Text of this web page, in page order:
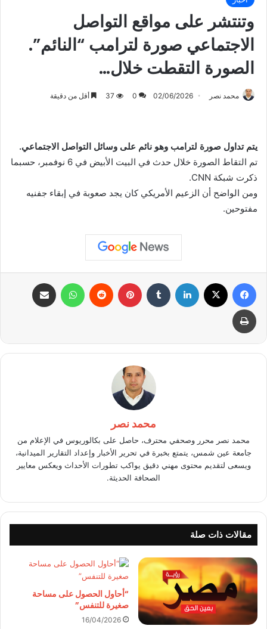
وتنتشر على مواقع التواصل
الاجتماعي صورة لترامب “النائم”.
الصورة التقطت خلال…
محمد نصر 02/06/2026
0
37 أقل من دقيقة
يتم تداول صورة لترامب وهو نائم على وسائل التواصل الاجتماعي.
تم التقاط الصورة خلال حدث في البيت الأبيض في 6 نوفمبر، حسبما
ذكرت شبكة CNN.
ومن الواضح أن الزعيم الأمريكي كان يجد صعوبة في إبقاء جفنيه
مفتوحين.
فيسبوك لينكدإن بينتيريست واتساب
طباعة
محمد نصر
محمد نصر محرر وصحفي محترف، حاصل على بكالوريوس في الإعلام من
جامعة عين شمس، يتمتع بخبرة في تحرير الأخبار وإعداد التقارير الميدانية،
ويسعى لتقديم محتوى مهني دقيق يواكب تطورات الأحداث ويعكس معايير
الصحافة الحديثة.
مقالات ذات صلة
“أحاول الحصول على مساحة
صغيرة للتنفس”
16/04/2026